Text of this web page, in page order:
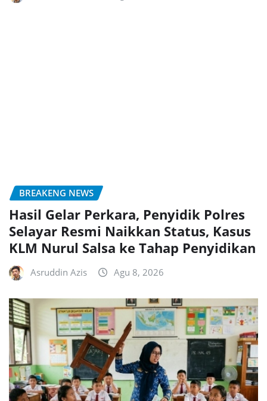
BREAKENG NEWS
Hasil Gelar Perkara, Penyidik Polres
Selayar Resmi Naikkan Status, Kasus
KLM Nurul Salsa ke Tahap Penyidikan
Asruddin Azis Agu 8, 2026